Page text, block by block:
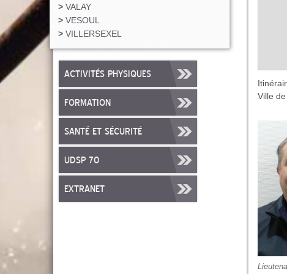
VALAY
VESOUL
VILLERSEXEL
ACTIVITÉS PHYSIQUES
FORMATION
SANTÉ ET SÉCURITÉ
UDSP 70
EXTRANET
Ville